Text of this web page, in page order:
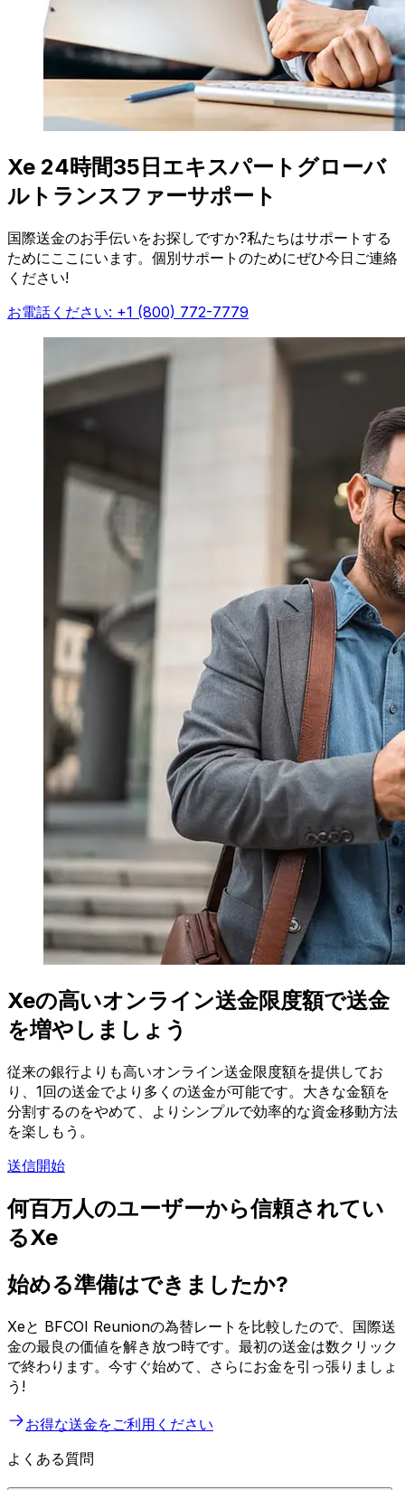
Xe 24時間35日エキスパートグローバ
ルトランスファーサポート
国際送金のお手伝いをお探しですか?私たちはサポートする
ためにここにいます。個別サポートのためにぜひ今日ご連絡
ください!
お電話ください: +1 (800) 772-7779
Xeの高いオンライン送金限度額で送金
を増やしましょう
従来の銀行よりも高いオンライン送金限度額を提供してお
り、1回の送金でより多くの送金が可能です。大きな金額を
分割するのをやめて、よりシンプルで効率的な資金移動方法
を楽しもう。
送信開始
何百万人のユーザーから信頼されてい
るXe
始める準備はできましたか?
Xeと BFCOI Reunionの為替レートを比較したので、国際送
金の最良の価値を解き放つ時です。最初の送金は数クリック
で終わります。今すぐ始めて、さらにお金を引っ張りましょ
う!
お得な送金をご利用ください
よくある質問